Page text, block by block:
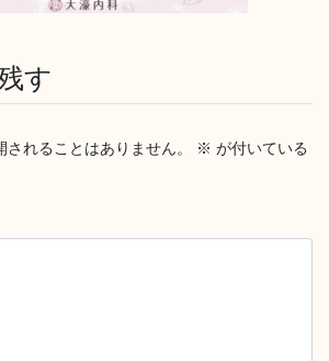
す
れることはありません。 ※ が付いている